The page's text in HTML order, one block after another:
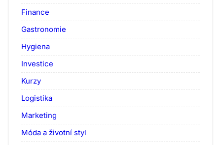
Finance
Gastronomie
Hygiena
Investice
Kurzy
Logistika
Marketing
Móda a životní styl